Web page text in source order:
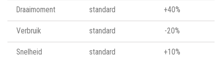
Draaimoment standard +40%
Verbruik standard -20%
Snelheid standard +10%